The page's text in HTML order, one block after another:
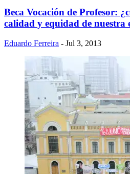
Beca Vocación de Profesor:
calidad y equidad de nuestra
Eduardo Ferreira - Jul 3, 2013